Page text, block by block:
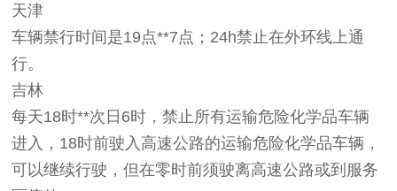
天津
车辆禁行时间是19点**7点；24h禁止在外环线上通
行。
吉林
每天18时**次日6时，禁止所有运输危险化学品车辆
进入，18时前驶入高速公路的运输危险化学品车辆，
可以继续行驶，但在零时前须驶离高速公路或到服务